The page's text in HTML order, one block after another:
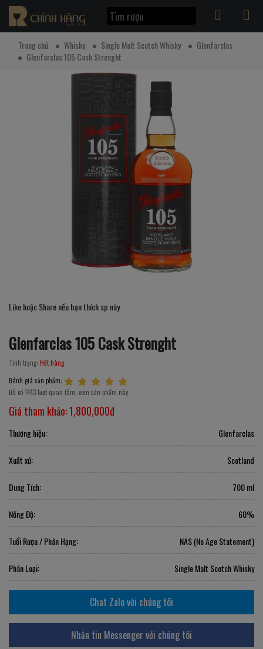
Trang chủ Whisky Single Malt Scotch Whisky
Glenfarclas
Glenfarclas 105 Cask Strenght
Like hoặc Share nếu bạn thích sp này
Glenfarclas 105 Cask Strenght
Tình trạng: Hết hàng
Đánh giá sản phẩm:
Đã có 1443 lượt quan tâm, xem sản phẩm này
Giá tham khảo:1,800,000đ
Thương hiệu: Glenfarclas
Xuất xứ: Scotland
Dung Tích: 700 ml
Nồng Độ: 60%
Tuổi Rượu / Phân Hạng: NAS (No Age Statement)
Phân Loại: Single Malt Scotch Whisky
Chat Zalo với chúng tôi
Nhắn tin Messenger với chúng tôi